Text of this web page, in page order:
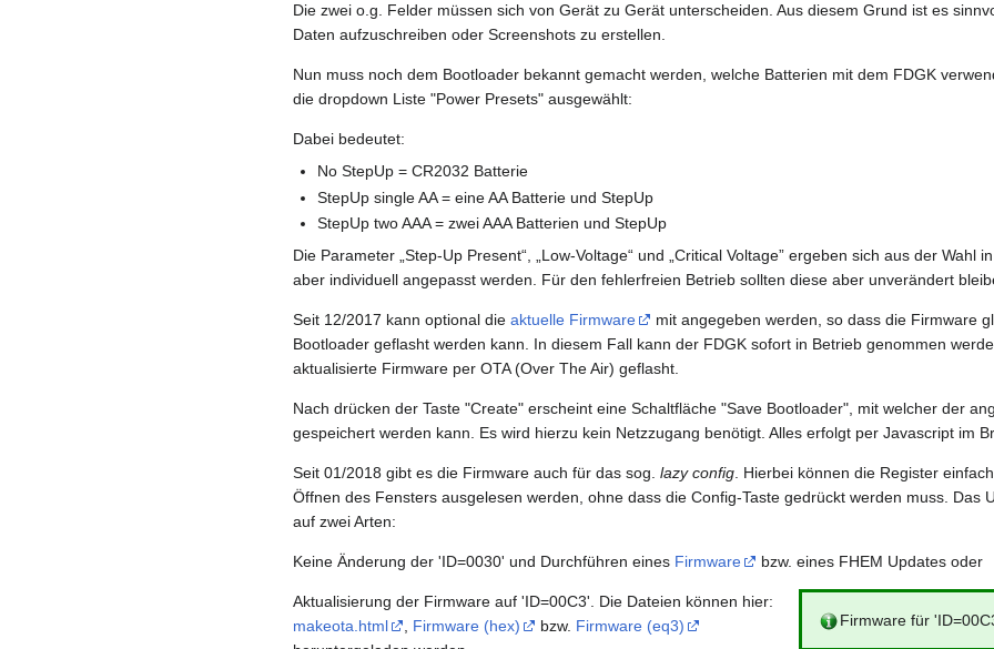
Die zwei o.g. Felder müssen sich von Gerät zu Gerät unterscheiden. Aus diesem Grund ist es
Daten aufzuschreiben oder Screenshots zu erstellen.
Nun muss noch dem Bootloader bekannt gemacht werden, welche Batterien mit dem FDGK
die dropdown Liste "Power Presets" ausgewählt:
Dabei bedeutet:
No StepUp = CR2032 Batterie
StepUp single AA = eine AA Batterie und StepUp
StepUp two AAA = zwei AAA Batterien und StepUp
Die Parameter „Step-Up Present“, „Low-Voltage“ und „Critical Voltage” ergeben sich aus der Wahl
aber individuell angepasst werden. Für den fehlerfreien Betrieb sollten diese aber unverändert
Seit 12/2017 kann optional die aktuelle Firmware
mit angegeben werden, so dass die Firmware
Bootloader geflasht werden kann. In diesem Fall kann der FDGK sofort in Betrieb genommen
aktualisierte Firmware per OTA (Over The Air) geflasht.
Nach drücken der Taste "Create" erscheint eine Schaltfläche "Save Bootloader", mit welcher der
gespeichert werden kann. Es wird hierzu kein Netzzugang benötigt. Alles erfolgt per Javascript im
Seit 01/2018 gibt es die Firmware auch für das sog. lazy config . Hierbei können die Register
Öffnen des Fensters ausgelesen werden, ohne dass die Config-Taste gedrückt werden muss. Das
auf zwei Arten:
Keine Änderung der 'ID=0030' und Durchführen eines Firmware bzw. eines FHEM Updates oder
Firmware für
Aktualisierung der Firmware auf 'ID=00C3'. Die Dateien können hier:
makeota.html
Firmware (hex) bzw. Firmware (eq3)